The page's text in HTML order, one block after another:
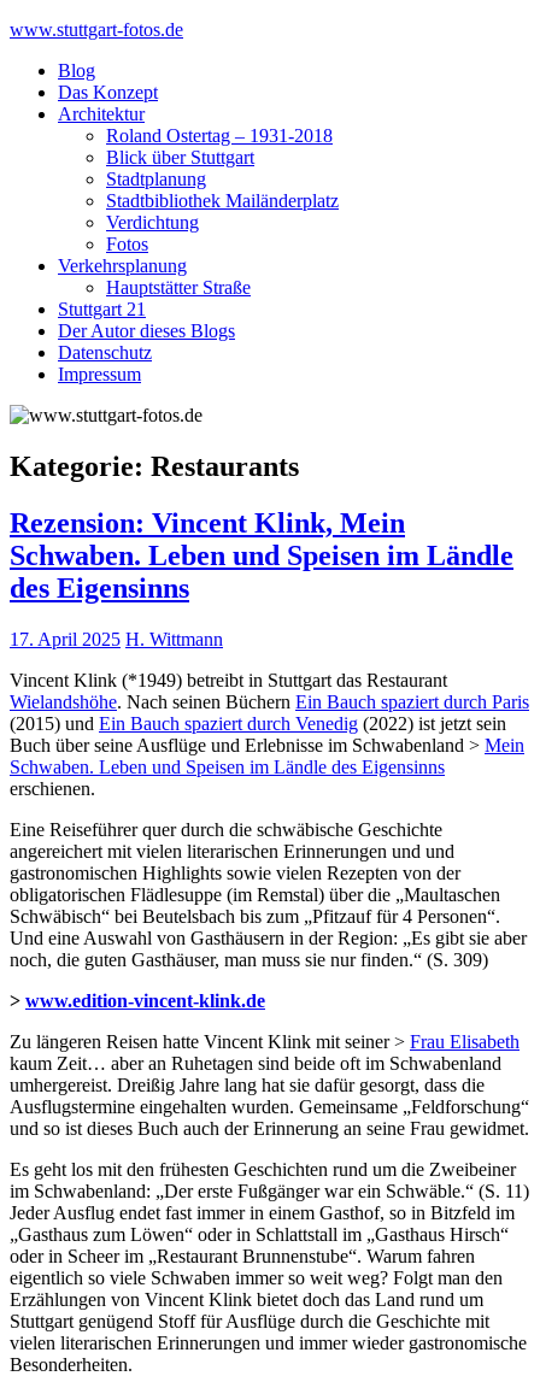
Skip
content
www.stuttgart-fotos.de
Blog
Das Konzept
Architektur
Roland Ostertag – 1931-2018
Blick über Stuttgart
Stadtplanung
Stadtbibliothek Mailänderplatz
Verdichtung
Fotos
Verkehrsplanung
Hauptstätter Straße
Stuttgart 21
Der Autor dieses Blogs
Datenschutz
Impressum
Kategorie: Restaurants
Rezension: Vincent Klink, Mein
Schwaben. Leben und Speisen im Ländle
des Eigensinns
17. April 2025 H. Wittmann
Vincent Klink (*1949) betreibt in Stuttgart das Restaurant
Wielandshöhe. Nach seinen Büchern Ein Bauch spaziert durch Paris
(2015) und Ein Bauch spaziert durch Venedig (2022) ist jetzt sein
Buch über seine Ausflüge und Erlebnisse im Schwabenland > Mein
Schwaben. Leben und Speisen im Ländle des Eigensinns
erschienen.
Eine Reiseführer quer durch die schwäbische Geschichte
angereichert mit vielen literarischen Erinnerungen und und
gastronomischen Highlights sowie vielen Rezepten von der
obligatorischen Flädlesuppe (im Remstal) über die „Maultaschen
Schwäbisch“ bei Beutelsbach bis zum „Pfitzauf für 4 Personen“.
Und eine Auswahl von Gasthäusern in der Region: „Es gibt sie aber
noch, die guten Gasthäuser, man muss sie nur finden.“ (S. 309)
> www.edition-vincent-klink.de
Zu längeren Reisen hatte Vincent Klink mit seiner > Frau Elisabeth
kaum Zeit… aber an Ruhetagen sind beide oft im Schwabenland
umhergereist. Dreißig Jahre lang hat sie dafür gesorgt, dass die
Ausflugstermine eingehalten wurden. Gemeinsame „Feldforschung“
und so ist dieses Buch auch der Erinnerung an seine Frau gewidmet.
Es geht los mit den frühesten Geschichten rund um die Zweibeiner
im Schwabenland: „Der erste Fußgänger war ein Schwäble.“ (S. 11)
Jeder Ausflug endet fast immer in einem Gasthof, so in Bitzfeld im
„Gasthaus zum Löwen“ oder in Schlattstall im „Gasthaus Hirsch“
oder in Scheer im „Restaurant Brunnenstube“. Warum fahren
eigentlich so viele Schwaben immer so weit weg? Folgt man den
Erzählungen von Vincent Klink bietet doch das Land rund um
Stuttgart genügend Stoff für Ausflüge durch die Geschichte mit
vielen literarischen Erinnerungen und immer wieder gastronomische
Besonderheiten.